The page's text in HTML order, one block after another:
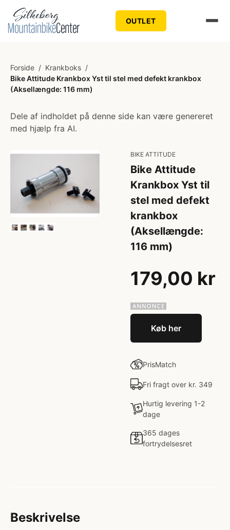
OUTLET
Forside / Krankboks /
Bike Attitude Krankbox Yst til stel med defekt krankbox
(Aksellængde: 116 mm)
Dele af indholdet på denne side kan være genereret
med hjælp fra AI.
BIKE ATTITUDE
Bike Attitude
Krankbox Yst til
stel med defekt
krankbox
(Aksellængde:
116 mm)
179,00 kr
Køb her
PrisMatch
Fri fragt over kr. 349
Hurtig levering 1-2
dage
365 dages
fortrydelsesret
Beskrivelse